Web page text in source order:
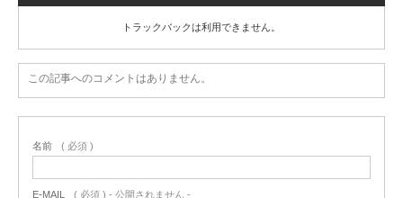
トラックバックは利用できません。
この記事へのコメントはありません。
名前 ( 必須 )
E-MAIL ( 必須 ) - 公開されません -